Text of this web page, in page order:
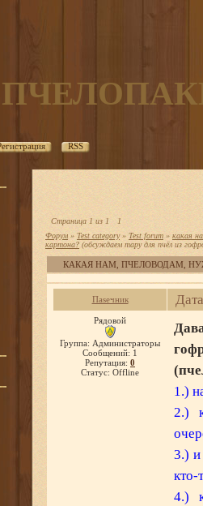
RSS
Страница 1 из 1
1
Форум » Test category » Test forum » какая
картона? (обсуждаем тару для пчёл из
КАКАЯ НАМ, ПЧЕЛОВОДАМ,
Паsечник
Рядовой
Группа: Администраторы
Сообщений: 1
Репутация: 0
Статус: Offline
1.)
2.)
3.) и
кто-
4.)